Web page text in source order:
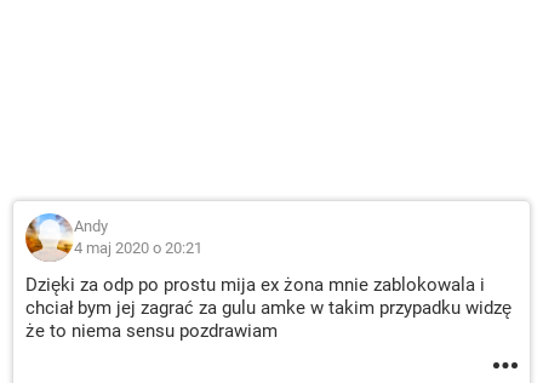
Andy
4 maj 2020 o 20:21
Dzięki za odp po prostu mija ex żona mnie zablokowala i
chciał bym jej zagrać za gulu amke w takim przypadku widzę
że to niema sensu pozdrawiam